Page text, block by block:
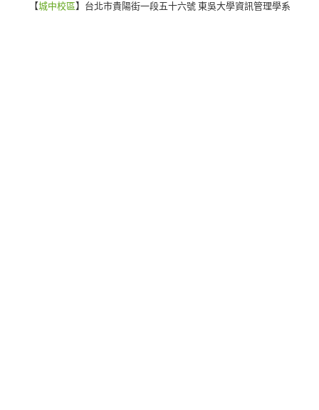
【城中校區】台北市貴陽街一段五十六號 東吳大學資訊管理學系